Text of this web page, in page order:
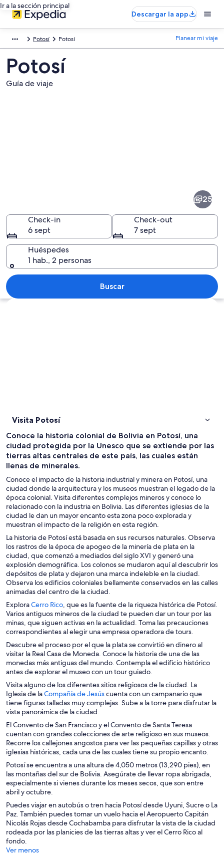
Ir a la sección principal
Descargar la app
Potosí Potosí Planear mi viaje
Potosí
Guía de viaje
Una iglesia histórica con dos torres,
25
Check-in
6 sept
Check-out
7 sept
Huéspedes
1 hab., 2 personas
Buscar
Ver mapa
Visita Potosí
Conoce la historia colonial de Bolivia en Potosí, una
ciudad protegida por la Unesco que se extiende por las
tierras altas centrales de este país, las cuales están
llenas de minerales.
Conoce el impacto de la historia industrial y minera en Potosí, una
ciudad donde la arquitectura y los museos muestran el legado de la
época colonial. Visita diferentes complejos mineros y conoce lo
relacionado con la industria en Bolivia. Las diferentes iglesias de la
ciudad le dan un mayor encanto esta zona poco explorada y
muestran el impacto de la religión en esta región.
La historia de Potosí está basada en sus recursos naturales. Observa
los rastros de la época de apogeo de la minería de plata en la
ciudad, que comenzó a mediados del siglo XVI y generó una
explosión demográfica. Los colonos se mudaron aquí al descubrir los
depósitos de plata y dejaron una marca indeleble en la ciudad.
Observa los edificios coloniales bellamente conservados en las calles
animadas del centro de la ciudad.
ExploraCerro RicoS
e
a
b
e
e
n
u
n
a
n
u
v
a
v
e
n
t
a
a
, que es la fuente de la riqueza histórica de Potosí.
Varios antiguos mineros de la ciudad te pueden dar un tour por las
minas, que siguen activas en la actualidad. Toma las precauciones
correspondientes al elegir una empresa operadora de tours.
Descubre el proceso por el que la plata se convirtió en dinero al
visitar la Real Casa de Moneda. Conoce la historia de una de las
monedas más antiguas del mundo. Contempla el edificio histórico
antes de explorar el museo con un tour guiado.
Visita alguno de los diferentes sitios religiosos de la ciudad. La
Iglesia de laCompañía de JesúsS
e
r
e
e
n
u
n
a
u
e
v
a
v
cuenta con un campanario que
tiene figuras talladas muy complejas. Sube a la torre para disfrutar la
vista panorámica de la ciudad.
El Convento de San Francisco y el Convento de Santa Teresa
cuentan con grandes colecciones de arte religioso en sus museos.
Recorre los callejones angostos para ver las pequeñas capillas y otras
iglesias históricas, cada una de las cuales tiene su propio encanto.
Potosí se encuentra a una altura de 4,050 metros (13,290 pies), en
las montañas del sur de Bolivia. Asegúrate de llevar ropa abrigada,
especialmente si vienes durante los meses secos, que son entre
abril y octubre.
Puedes viajar en autobús o tren hacia Potosí desde Uyuni, Sucre o La
Paz. También puedes tomar un vuelo hacia el Aeropuerto Capitán
Nicolás Rojas desde Cochabamba para disfrutar la vista de la ciudad
rodeada por las planicies de las tierras altas y ver el Cerro Rico al
fondo.
Ver menos